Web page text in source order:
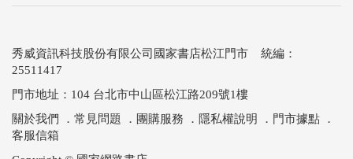
秀威資訊科技股份有限公司國家書店松江門市 統編：
25511417
門市地址：104 台北市中山區松江路209號1樓
關於我們 ． 常見問題 ． 團購服務 ． 隱私權說明 ． 門市據點 ．
客服信箱